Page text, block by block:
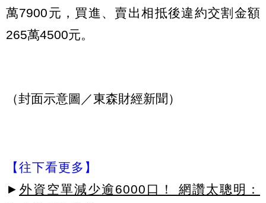
萬7900元，買進、賣出相抵後違約交割金額
265萬4500元。
（封面示意圖／東森財經新聞）
【往下看更多】
► 外資空單減少逾6000口！ 網讚太聰明：